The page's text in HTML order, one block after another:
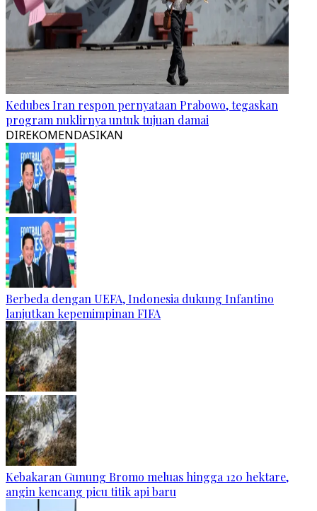
Kedubes Iran respon pernyataan Prabowo, tegaskan
program nuklirnya untuk tujuan damai
DIREKOMENDASIKAN
Berbeda dengan UEFA, Indonesia dukung Infantino
lanjutkan kepemimpinan FIFA
Kebakaran Gunung Bromo meluas hingga 120 hektare,
angin kencang picu titik api baru